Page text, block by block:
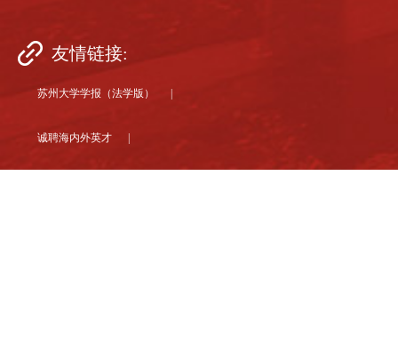
友情链接:
苏州大学学报（法学版） |
诚聘海内外英才 |